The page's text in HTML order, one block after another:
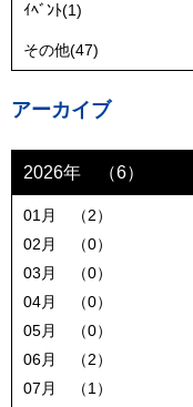
ｲﾍﾞﾝﾄ(1)
その他(47)
アーカイブ
2026年 （6）
01月 （2）
02月 （0）
03月 （0）
04月 （0）
05月 （0）
06月 （2）
07月 （1）